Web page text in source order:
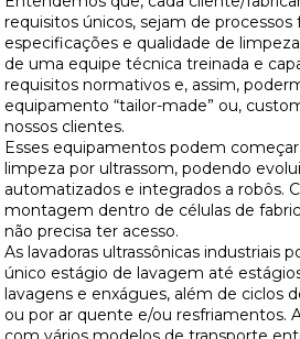
requisitos únicos, sejam de processos
especificações e qualidade de
de uma equipe técnica treinada e
requisitos normativos e, assim,
equipamento “tailor-made” ou,
nossos clientes.
Esses equipamentos podem
limpeza por ultrassom, podendo
automatizados e integrados a robôs.
montagem dentro de células de
não precisa ter acesso.
As lavadoras ultrassônicas industriais
único estágio de lavagem até
lavagens e enxágues, além de ciclos
ou por ar quente e/ou resfriamentos.